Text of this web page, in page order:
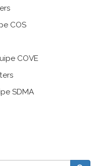
COS
COVE
SDMA